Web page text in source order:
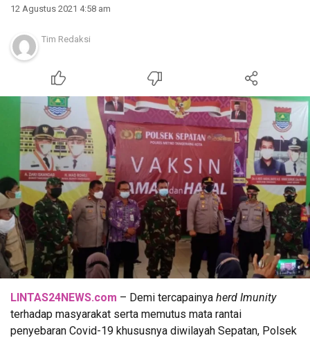
12 Agustus 2021 4:58 am
Tim Redaksi
LINTAS24NEWS.com – Demi tercapainya herd Imunity
terhadap masyarakat serta memutus mata rantai
penyebaran Covid-19 khususnya diwilayah Sepatan, Polsek